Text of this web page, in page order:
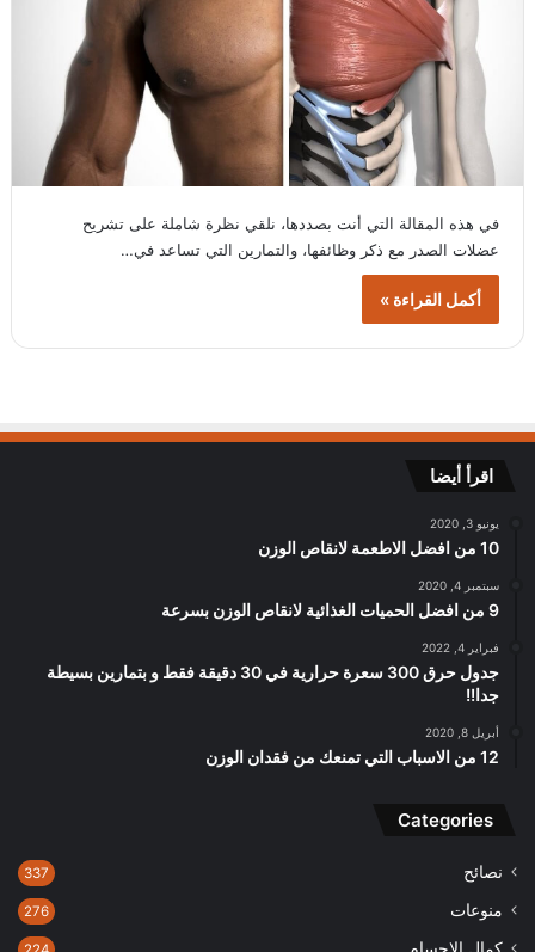
في هذه المقالة التي أنت بصددها، نلقي نظرة شاملة على تشريح
عضلات الصدر مع ذكر وظائفها، والتمارين التي تساعد في…
أكمل القراءة »
اقرأ أيضا
يونيو 3, 2020
10 من افضل الاطعمة لانقاص الوزن
سبتمبر 4, 2020
9 من افضل الحميات الغذائية لانقاص الوزن بسرعة
فبراير 4, 2022
جدول حرق 300 سعرة حرارية في 30 دقيقة فقط و بتمارين بسيطة
جدا!!
أبريل 8, 2020
12 من الاسباب التي تمنعك من فقدان الوزن
Categories
نصائح 337
منوعات 276